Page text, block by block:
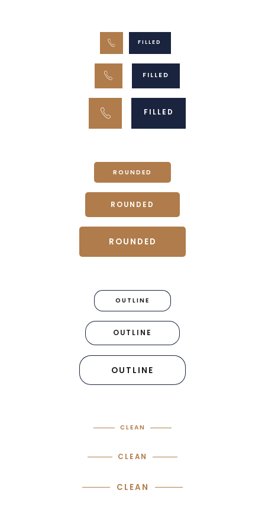
FILLED
FILLED
FILLED
ROUNDED
ROUNDED
ROUNDED
OUTLINE
OUTLINE
OUTLINE
CLEAN
CLEAN
CLEAN